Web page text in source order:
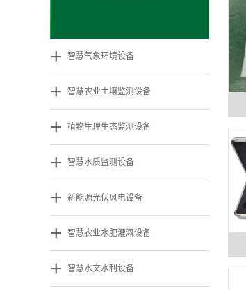
+ 智慧气象环境设备
+ 智慧农业土壤监测设备
+ 植物生理生态监测设备
+ 智慧水质监测设备
+ 新能源光伏风电设备
+ 智慧农业水肥灌溉设备
+ 智慧水文水利设备